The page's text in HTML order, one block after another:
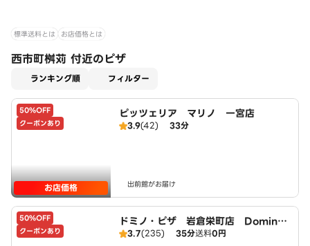
標準送料とは お店価格とは
西市町桝苅 付近のピザ
ランキング順 フィルター
50%OFF
クーポンあり
お店価格
ピッツェリア マリノ 一宮店
3.9(42) 33分
出前館がお届け
50%OFF
クーポンあり
ドミノ・ピザ 岩倉栄町店 Domin
o's3.7(235) 35分送料0円